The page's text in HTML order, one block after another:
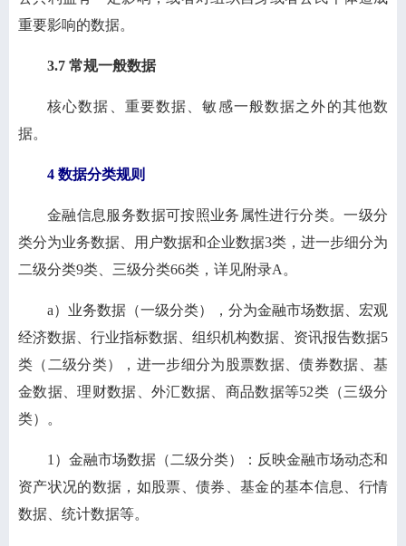
重要影响的数据。
3.7 常规一般数据
核心数据、重要数据、敏感一般数据之外的其他数
据。
4 数据分类规则
金融信息服务数据可按照业务属性进行分类。一级分
类分为业务数据、用户数据和企业数据3类，进一步细分为
二级分类9类、三级分类66类，详见附录A。
a）业务数据（一级分类），分为金融市场数据、宏观
经济数据、行业指标数据、组织机构数据、资讯报告数据5
类（二级分类），进一步细分为股票数据、债券数据、基
金数据、理财数据、外汇数据、商品数据等52类（三级分
类）。
1）金融市场数据（二级分类）：反映金融市场动态和
资产状况的数据，如股票、债券、基金的基本信息、行情
数据、统计数据等。